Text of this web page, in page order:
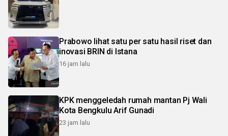
Prabowo lihat satu per satu hasil riset dan
inovasi BRIN di Istana
16 jam lalu
KPK menggeledah rumah mantan Pj Wali
Kota Bengkulu Arif Gunadi
23 jam lalu